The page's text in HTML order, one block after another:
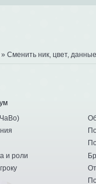
» Сменить ник, цвет,
ЧаВо)
и роли